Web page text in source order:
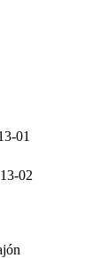
01
02